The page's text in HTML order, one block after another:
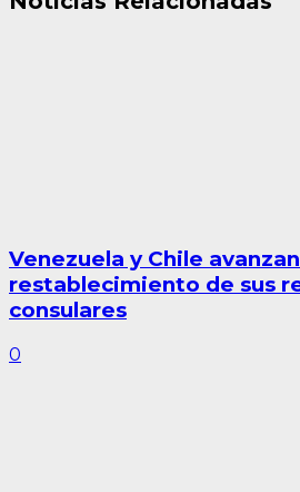
Venezuela y Chile
restablecimiento de sus
consulares
0